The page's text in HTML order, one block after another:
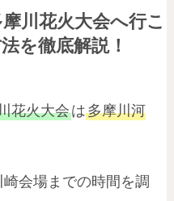
川花火大会へ行こ
を徹底解説！
花火大会は多摩川河
会場までの時間を調